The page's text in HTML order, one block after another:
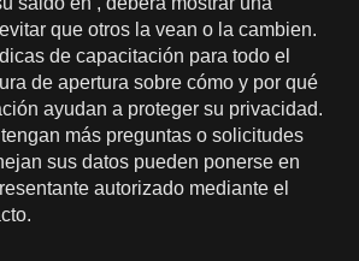
que otros la vean o la cambien.
de capacitación para todo el
de apertura sobre cómo y por qué
ayudan a proteger su privacidad.
más preguntas o solicitudes
sus datos pueden ponerse en
autorizado mediante el